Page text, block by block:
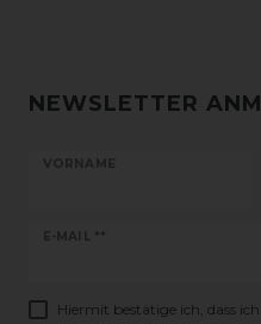
NEWSLETTER
VORNAME
E-MAIL **
Newsletter
Hiermit bestätige ich, dass